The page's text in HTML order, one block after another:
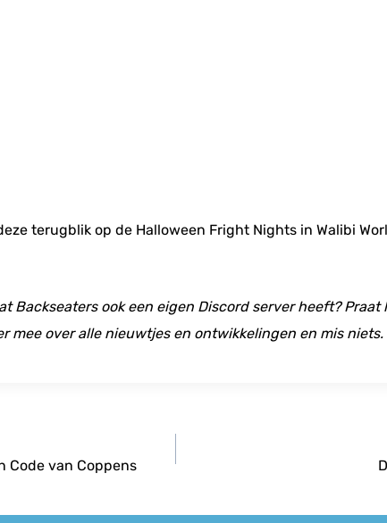
terugblik op de Halloween Fright Nights in Walibi
Backseaters ook een eigen Discord server heeft? Praat
mee over alle nieuwtjes en ontwikkelingen en mis niets.
Code van Coppens